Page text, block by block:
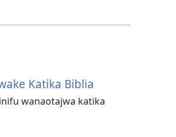
Katika Biblia
wanaotajwa katika